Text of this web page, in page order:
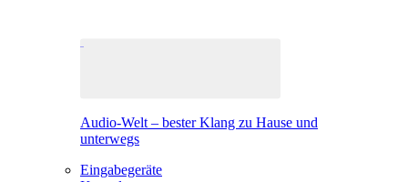
Audio-Welt – bester Klang zu Hause und
unterwegs
Eingabegeräte